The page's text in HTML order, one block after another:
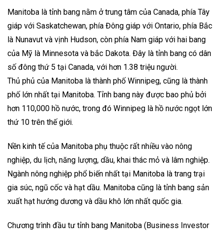
Manitoba là tỉnh bang nằm ở trung tâm của Canada, phía Tây
giáp với Saskatchewan, phía Đông giáp với Ontario, phía Bắc
là Nunavut và vịnh Hudson, còn phía Nam giáp với hai bang
của Mỹ là Minnesota và bắc Dakota. Đây là tỉnh bang có dân
số đông thứ 5 tại Canada, với hơn 1.38 triệu người.
Thủ phủ của Manitoba là thành phố Winnipeg, cũng là thành
phố lớn nhất tại Manitoba. Tỉnh bang này được bao phủ bởi
hơn 110,000 hồ nước, trong đó Winnipeg là hồ nước ngọt lớn
thứ 10 trên thế giới.
Nền kinh tế của Manitoba phụ thuộc rất nhiều vào nông
nghiệp, du lịch, năng lượng, dầu, khai thác mỏ và lâm nghiệp.
Ngành nông nghiệp phổ biến nhất tại Manitoba là trang trại
gia súc, ngũ cốc và hạt dầu. Manitoba cũng là tỉnh bang sản
xuất hạt hướng dương và dầu khô lớn nhất quốc gia.
Chương trình đầu tư tỉnh bang Manitoba (Business Investor